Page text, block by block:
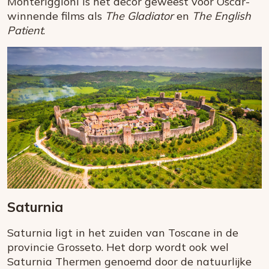
winnende films als The Gladiatoren The English
Patient.
Saturnia
Saturnia ligt in het zuiden van Toscane in de
provincie Grosseto. Het dorp wordt ook wel
Saturnia Thermen genoemd door de natuurlijke